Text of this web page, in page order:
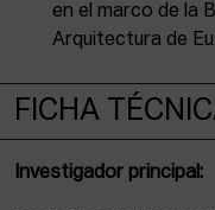
en el marco de la
Arquitectura de
FICHA
Investigador principal: